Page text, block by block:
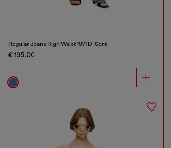
Regular Jeans High Waist 1971 D-Sent
€ 195,00